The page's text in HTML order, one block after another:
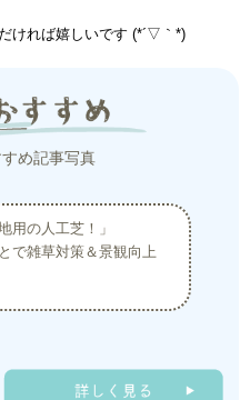
ければ嬉しいです (*´▽｀*)
用の人工芝！」
で雑草対策＆景観向上